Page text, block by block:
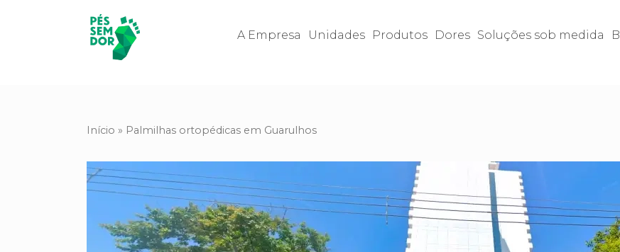
A Empresa Unidades Produtos Dores Soluções sob medida
Início » Palmilhas ortopédicas em Guarulhos